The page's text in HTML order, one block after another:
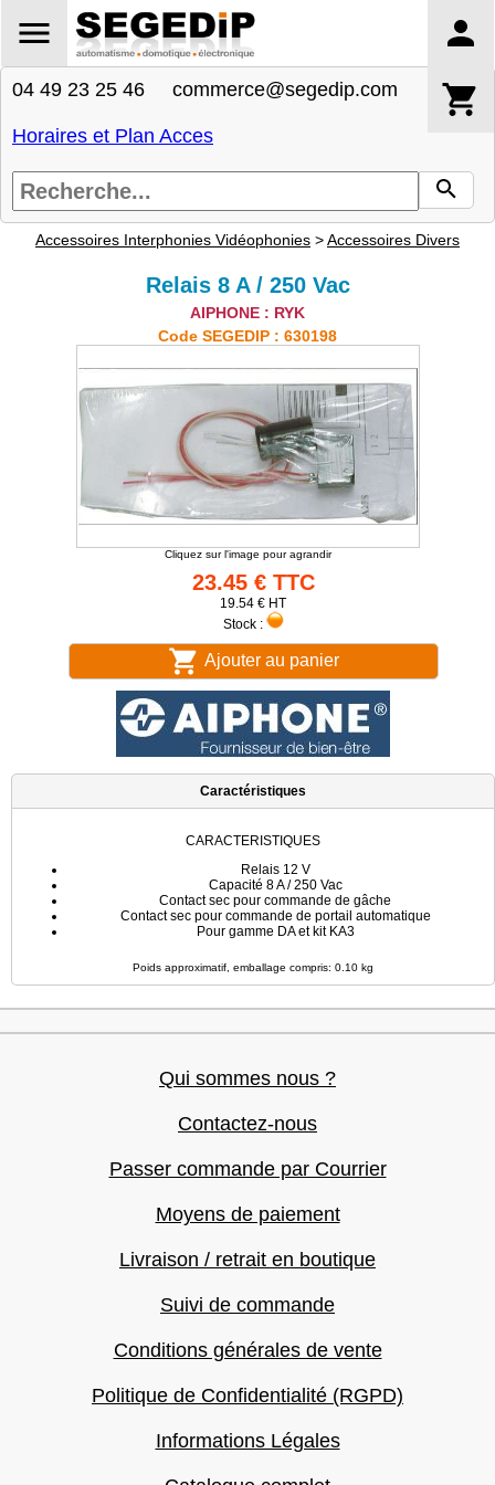
04 49 23 25 46 commerce@segedip.com
Horaires et Plan Acces
Accessoires Interphonies Vidéophonies >Accessoires Divers
Relais 8 A / 250 Vac
AIPHONE : RYK
Code SEGEDIP : 630198
Cliquez sur l'image pour agrandir
23.45 € TTC
19.54 € HT
Stock :
Ajouter au panier
Caractéristiques
CARACTERISTIQUES
Relais 12 V
Capacité 8 A / 250 Vac
Contact sec pour commande de gâche
Contact sec pour commande de portail automatique
Pour gamme DA et kit KA3
Poids approximatif, emballage compris: 0.10 kg
Qui sommes nous ?
Contactez-nous
Passer commande par Courrier
Moyens de paiement
Livraison / retrait en boutique
Suivi de commande
Conditions générales de vente
Politique de Confidentialité (RGPD)
Informations Légales